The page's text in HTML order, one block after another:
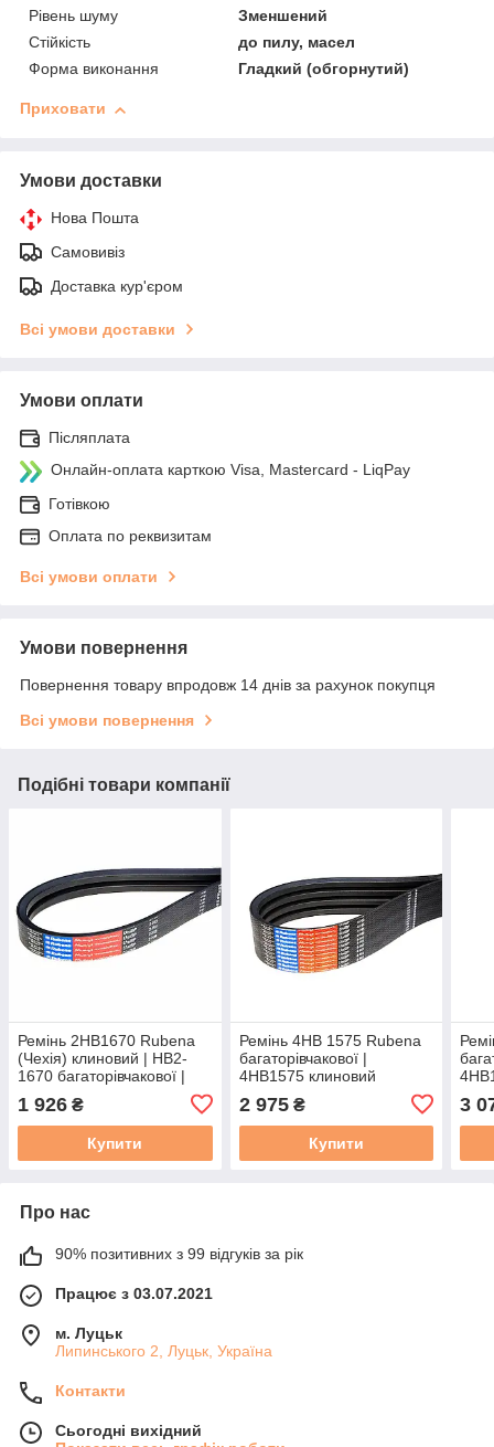
Рівень шуму
Зменшений
Стійкість
до пилу, масел
Форма виконання
Гладкий (обгорнутий)
Приховати
Умови доставки
Нова Пошта
Самовивіз
Доставка кур'єром
Всі умови доставки
Умови оплати
Післяплата
Онлайн-оплата карткою Visa, Mastercard - LiqPay
Готівкою
Оплата по реквизитам
Всі умови оплати
Умови повернення
Повернення товару впродовж 14 днів за рахунок покупця
Всі умови повернення
Подібні товари компанії
Ремінь 2HB1670 Rubena
(Чехія) клиновий | HB2-
1670 багаторівчакової |
1 926 ₴
Купити
Ремінь 4HB 1575 Rubena
багаторівчакової |
4НВ1575 клиновий
2 975₴
Купити
3
Про нас
90% позитивних з 99 відгуків за рік
Працює з 03.07.2021
м. Луцьк
Липинського 2, Луцьк, Україна
Контакти
Сьогодні вихідний